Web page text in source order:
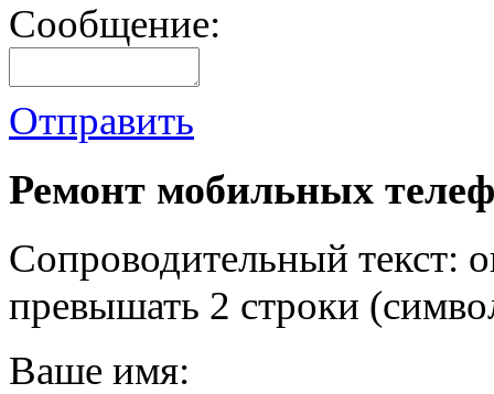
Сообщение:
Отправить
Ремонт мобильных
Сопроводительный текст:
превышать 2 строки
Ваше имя: